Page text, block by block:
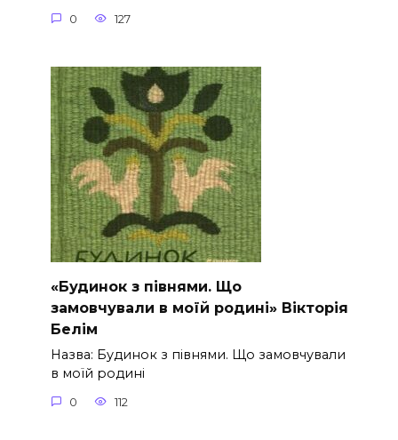
0 127
«Будинок з півнями. Що
замовчували в моїй родині» Вікторія
Белім
Назва: Будинок з півнями. Що замовчували
в моїй родині
0 112